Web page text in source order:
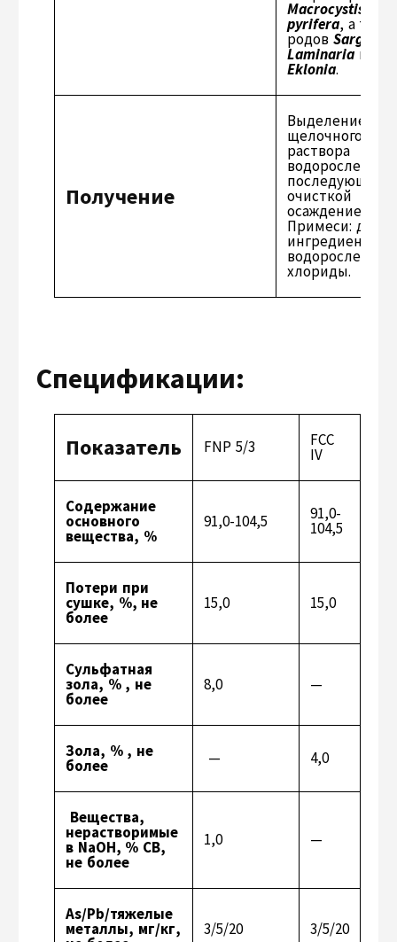
Macrocystis
pyrifera, а
родов
Laminaria и
Eklonia.
Получение
Выделением из
щелочного
раствора
водорослей с
последующей
очисткой
осаждением.
Примеси:
ингредиенты
водорослей,
хлориды.
Спецификации:
Показатель FNP 5/3 FCC
IV
Содержание
основного
вещества, %
91,0-104,5 91,0-
104,5
Потери при
сушке, %, не
более
15,0 15,0
Сульфатная
зола, % , не
более
8,0 —
Зола, % , не
более — 4,0
Вещества,
нерастворимые
в NaOH, % CB,
не более
1,0 —
As/Pb/тяжелые
металлы, мг/кг, 3/5/20 3/5/20